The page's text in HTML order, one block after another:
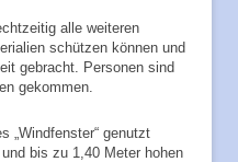
alle weiteren
schützen können und
gebracht. Personen sind
gekommen.
„Windfenster“ genutzt
bis zu 1,40 Meter hohen